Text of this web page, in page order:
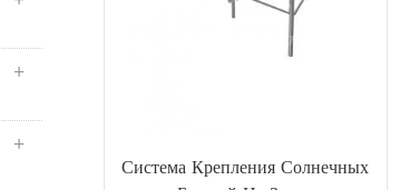
Система Крепления Солнечных